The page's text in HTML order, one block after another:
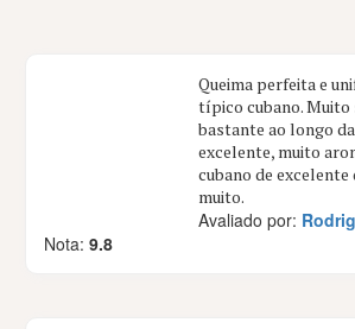
Queima perfeita e
típico cubano. Muito
bastante ao longo
excelente, muito
cubano de
muito.
Avaliado por:
Nota:9.8